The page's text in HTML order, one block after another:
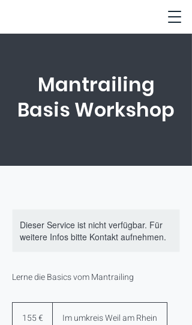
Mantrailing
Basis Workshop
Dieser Service ist nicht verfügbar. Für
weitere Infos bitte Kontakt aufnehmen.
Lerne die Basics vom Mantrailing
155 € Im umkreis Weil am Rhein